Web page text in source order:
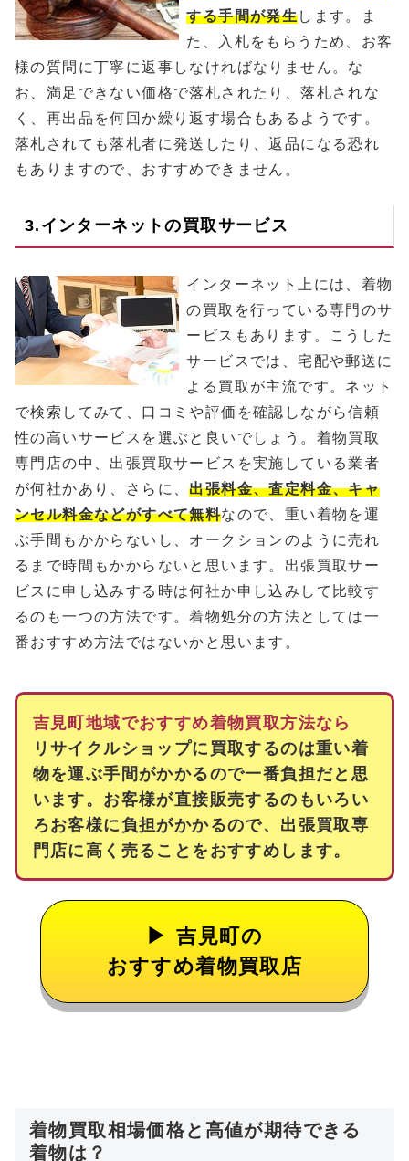
する手間が発生します。ま
た、入札をもらうため、お客
様の質問に丁寧に返事しなければなりません。な
お、満足できない価格で落札されたり、落札されな
く、再出品を何回か繰り返す場合もあるようです。
落札されても落札者に発送したり、返品になる恐れ
もありますので、おすすめできません。
3.インターネットの買取サービス
インターネット上には、着物
の買取を行っている専門のサ
ービスもあります。こうした
サービスでは、宅配や郵送に
よる買取が主流です。ネット
で検索してみて、口コミや評価を確認しながら信頼
性の高いサービスを選ぶと良いでしょう。着物買取
専門店の中、出張買取サービスを実施している業者
が何社かあり、さらに、出張料金、査定料金、キャ
ンセル料金などがすべて無料なので、重い着物を運
ぶ手間もかからないし、オークションのように売れ
るまで時間もかからないと思います。出張買取サー
ビスに申し込みする時は何社か申し込みして比較す
るのも一つの方法です。着物処分の方法としては一
番おすすめ方法ではないかと思います。
吉見町地域でおすすめ着物買取方法なら
リサイクルショップに買取するのは重い着
物を運ぶ手間がかかるので一番負担だと思
います。お客様が直接販売するのもいろい
ろお客様に負担がかかるので、出張買取専
門店に高く売ることをおすすめします。
吉見町の
おすすめ着物買取店
着物買取相場価格と高値が期待できる
着物は？